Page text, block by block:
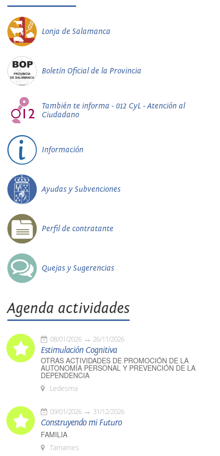
Lonja de Salamanca
Boletín Oficial de la Provincia
También te informa - 012 CyL - Atención al
Ciudadano
Información
Ayudas y Subvenciones
Perfil de contratante
Quejas y Sugerencias
Agenda actividades
08/01/2026 26/11/2026
Estimulación Cognitiva
OTRAS ACTIVIDADES DE PROMOCIÓN DE LA
AUTONOMÍA PERSONAL Y PREVENCIÓN DE LA
DEPENDENCIA
Ledesma
09/01/2026 31/12/2026
Construyendo mi Futuro
FAMILIA
Tamames